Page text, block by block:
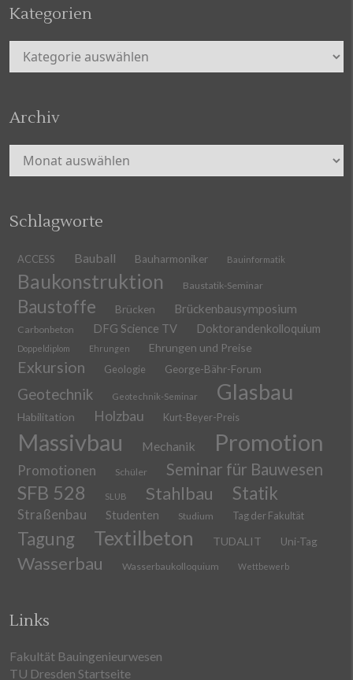
Kategorien
Kategorien
Archiv
Archiv
Schlagworte
ACCESS Bauball Bauharmoniker Bauinformatik
Baukonstruktion Baustatik-Seminar
Baustoffe Brücken Brückenbausymposium
Carbonbeton DFG Science TV Doktorandenkolloquium
Doppeldiplom Ehrungen Ehrungen und Preise
Exkursion Geologie George-Bähr-Forum
Geotechnik Geotechnik-Seminar Glasbau
Habilitation Holzbau Kurt-Beyer-Preis
Massivbau Mechanik Promotion
Promotionen Schüler Seminar für Bauwesen
SFB 528 SLUB Stahlbau Statik
Straßenbau Studenten Studium Tag der Fakultät
Tagung Textilbeton TUDALIT Uni-Tag
Wasserbau Wasserbaukolloquium Wettbewerb
Links
Fakultät Bauingenieurwesen
TU Dresden Startseite